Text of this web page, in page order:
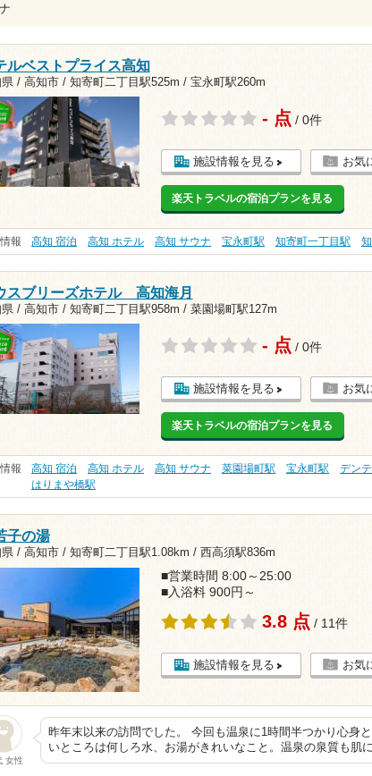
ルベストプライス高知
県 / 高知市 / 知寄町二丁目駅525m / 宝永町駅260m
- 点 / 0件
施設情報を見る お気
楽天トラベルの宿泊プランを見る
報 高知 宿泊 高知 ホテル 高知 サウナ 宝永町駅 知寄町一丁目駅
スブリーズホテル 高知海月
県 / 高知市 / 知寄町二丁目駅958m / 菜園場町駅127m
- 点 / 0件
施設情報を見る お気
楽天トラベルの宿泊プランを見る
報 高知 宿泊 高知 ホテル 高知 サウナ 菜園場町駅 宝永町駅
デン
はりまや橋駅
子の湯
県 / 高知市 / 知寄町二丁目駅1.08km / 西高須駅836m
■営業時間 8:00～25:00
■入浴料 900円～
3.8 点 / 11件
施設情報を見る お気
女性
昨年末以来の訪問でした。 今回も温泉に1時間半つかり心身
いところは何しろ水、お湯がきれいなこと。温泉の泉質も肌